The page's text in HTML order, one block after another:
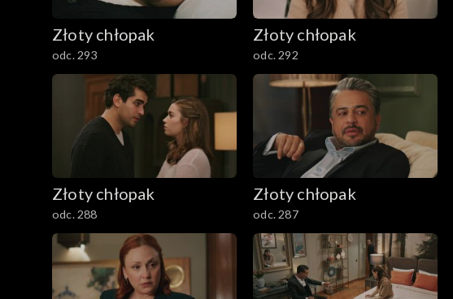
Złoty chłopak
odc. 293
Złoty chłopak
odc. 292
Złoty chłopak
odc. 288
Złoty chłopak
odc. 287